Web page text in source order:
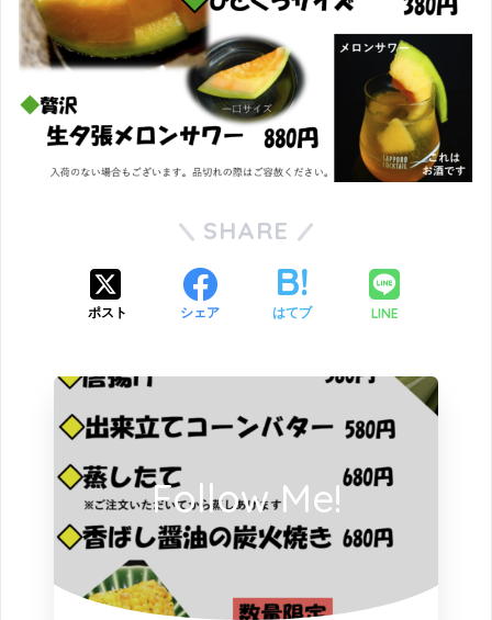
SHARE
ポスト シェア はてブ LINE
Follow Me!